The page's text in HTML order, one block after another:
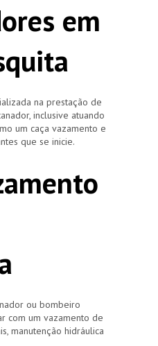
em
na prestação de
inclusive atuando
um caça vazamento e
que se inicie.
ou bombeiro
com um vazamento de
manutenção hidráulica